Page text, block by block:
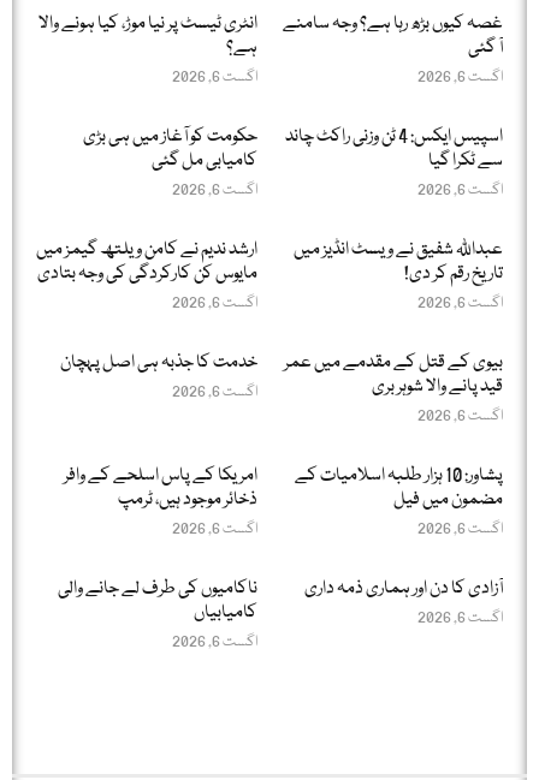
غصہ کیوں بڑھ رہا ہے؟ وجہ سامنے
آ گئی
اگست 6, 2026
انٹری ٹیسٹ پر نیا موڑ، کیا ہونے والا
ہے؟
اگست 6, 2026
اسپیس ایکس: 4 ٹن وزنی راکٹ چاند
سے ٹکرا گیا
اگست 6, 2026
حکومت کو آغاز میں ہی بڑی
کامیابی مل گئی
اگست 6, 2026
عبداللّٰہ شفیق نے ویسٹ انڈیز میں
تاریخ رقم کر دی!
اگست 6, 2026
ارشد ندیم نے کامن ویلتھ گیمز میں
مایوس کن کارکردگی کی وجہ بتادی
اگست 6, 2026
بیوی کے قتل کے مقدمے میں عمر
قید پانے والا شوہر بری
اگست 6, 2026
خدمت کا جذبہ ہی اصل پہچان
اگست 6, 2026
پشاور: 10 ہزار طلبہ اسلامیات کے
مضمون میں فیل
اگست 6, 2026
امریکا کے پاس اسلحے کے وافر
ذخائر موجود ہیں، ٹرمپ
اگست 6, 2026
آزادی کا دن اور ہماری ذمہ داری
اگست 6, 2026
ناکامیوں کی طرف لے جانے والی
کامیابیاں
اگست 6, 2026